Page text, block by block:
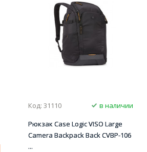
Код: 31110
в наличии
Рюкзак Case Logic VISO Large
Camera Backpack Back CVBP-106
...